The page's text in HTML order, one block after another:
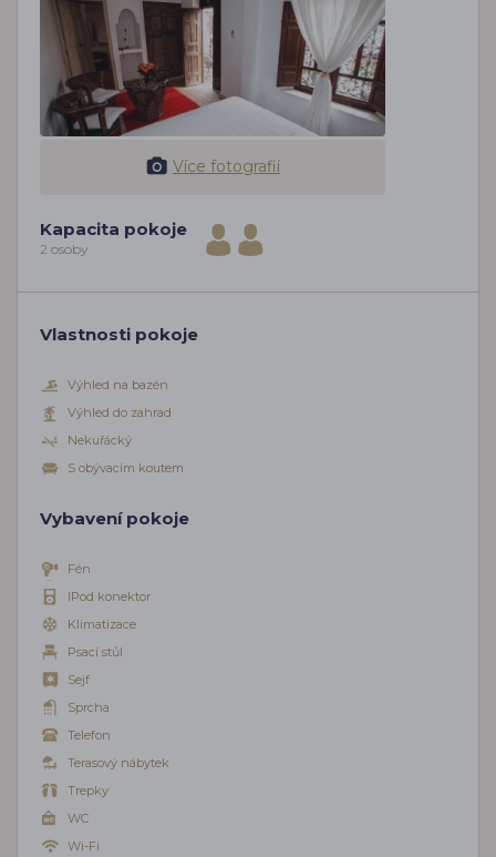
Více fotografií
Kapacita pokoje
2 osoby
Vlastnosti pokoje
Výhled na bazén
Výhled do zahrad
Nekuřácký
S obývacím koutem
Vybavení pokoje
Fén
IPod konektor
Klimatizace
Psací stůl
Sejf
Sprcha
Telefon
Terasový nábytek
Trepky
WC
Wi-Fi